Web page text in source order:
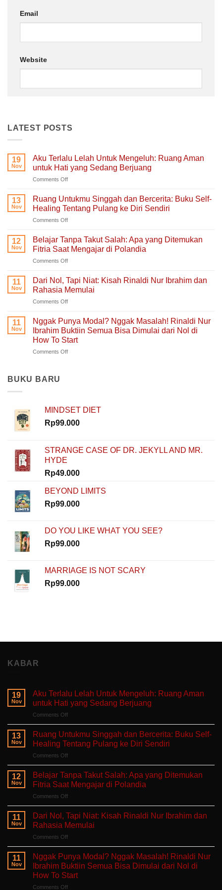
Email
Website
LATEST POSTS
19
Nov
Aku Terlalu Lelah Untuk Mengeluh: Ruang Aman
untuk Hati yang Sedang Berjuang
Comments Offon
Terlalu
Untuk
Mengeluh:
Aman
untuk
Berjuang
13
Nov
Ruang Untukmu Singgah dan Bercerita: Buku Self-
Healing Tentang Pulang ke Diri Sendiri
Comments Offon
Untukmu
Singgah
dan
Bercerita:
Self-
Healing
Diri
Sendiri
12
Nov
Belajar Tanpa Takut Salah: Apa yang Ditemukan
Fitria Saat Mengajar di Polandia
Comments Offon
Tanpa
Takut
Salah:
Apa
Ditemukan
Fitria
Saat
11
Nov
Dari Nol, Tapi Niat: Kisah Rinaldi Nur Ibrahim dan
Rahasia Memulai
Comments Offon
Tapi
Niat:
Kisah
Rinaldi
11
Nov
Nggak Punya Modal? Nggak Masalah! Rinaldi Nur
Ibrahim Buktiin Semua Bisa Dimulai dari Nol di
How To Start
Comments Offon
Nur
Ibrahim
Buktiin
Dimulai
Nol
To
Start
BUKU BARU
MINDSET DIET
Rp99.000
STRANGE CASE OF DR. JEKYLL AND MR.
HYDE
Rp49.000
BEYOND LIMITS
Rp99.000
DO YOU LIKE WHAT YOU SEE?
Rp99.000
MARRIAGE IS NOT SCARY
Rp99.000
KABAR
19
Nov
Aku Terlalu Lelah Untuk Mengeluh: Ruang Aman
untuk Hati yang Sedang Berjuang
Comments Offon
Aku
Terlalu
Lelah
Untuk
Mengeluh:
Ruang
Aman
untuk
Sedang
Berjuang
13
Nov
Ruang Untukmu Singgah dan Bercerita: Buku Self-
Healing Tentang Pulang ke Diri Sendiri
Comments Offon
Ruang
Untukmu
Singgah
dan
Bercerita:
Buku
Self-
Healing
ke
Diri
Sendiri
12
Nov
Belajar Tanpa Takut Salah: Apa yang Ditemukan
Fitria Saat Mengajar di Polandia
Comments Offon
Belajar
Tanpa
Takut
Salah:
Apa
yang
Ditemukan
Fitria
Saat
11
Nov
Dari Nol, Tapi Niat: Kisah Rinaldi Nur Ibrahim dan
Rahasia Memulai
Comments Offon
Dari
Nol,
Tapi
Niat:
Kisah
Rinaldi
11
Nov
Nggak Punya Modal? Nggak Masalah! Rinaldi Nur
Ibrahim Buktiin Semua Bisa Dimulai dari Nol di
How To Start
Comments Offon